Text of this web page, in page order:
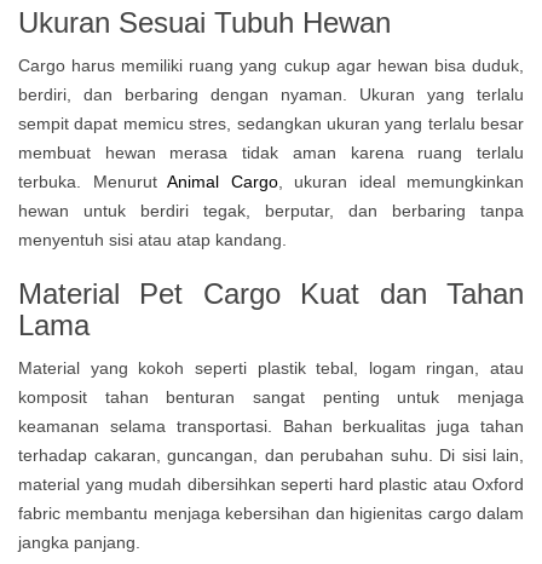
Ukuran Sesuai Tubuh Hewan
Cargo harus memiliki ruang yang cukup agar hewan bisa duduk,
berdiri, dan berbaring dengan nyaman. Ukuran yang terlalu
sempit dapat memicu stres, sedangkan ukuran yang terlalu besar
membuat hewan merasa tidak aman karena ruang terlalu
terbuka. Menurut Animal Cargo, ukuran ideal memungkinkan
hewan untuk berdiri tegak, berputar, dan berbaring tanpa
menyentuh sisi atau atap kandang.
Material Pet Cargo Kuat dan Tahan
Lama
Material yang kokoh seperti plastik tebal, logam ringan, atau
komposit tahan benturan sangat penting untuk menjaga
keamanan selama transportasi. Bahan berkualitas juga tahan
terhadap cakaran, guncangan, dan perubahan suhu. Di sisi lain,
material yang mudah dibersihkan seperti hard plastic atau Oxford
fabric membantu menjaga kebersihan dan higienitas cargo dalam
jangka panjang.